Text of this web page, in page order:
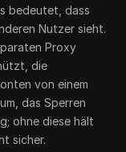
bedeutet, dass
Nutzer sieht.
Proxy
die
von einem
das Sperren
ohne diese hält
sicher.